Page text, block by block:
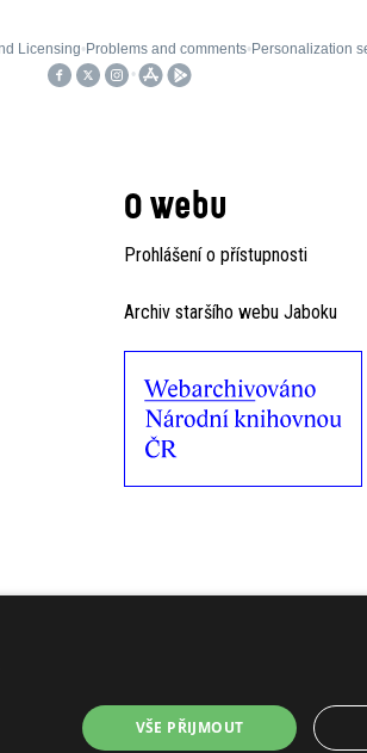
O webu
Prohlášení o přístupnosti
Archiv staršího webu Jaboku
VŠE PŘIJMOUT